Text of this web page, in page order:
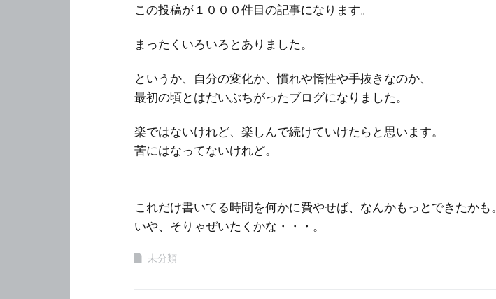
この投稿が１０００件目の記事になります。
まったくいろいろとありました。
というか、自分の変化か、慣れや惰性や手抜きなのか、
最初の頃とはだいぶちがったブログになりました。
楽ではないけれど、楽しんで続けていけたらと思います。
苦にはなってないけれど。
これだけ書いてる時間を何かに費やせば、なんかもっとできたかも。
いや、そりゃぜいたくかな・・・。
未分類